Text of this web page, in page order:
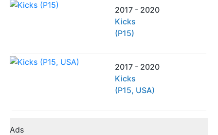
2017 - 2020
Kicks
(P15)
2017 - 2020
Kicks
(P15, USA)
Ads